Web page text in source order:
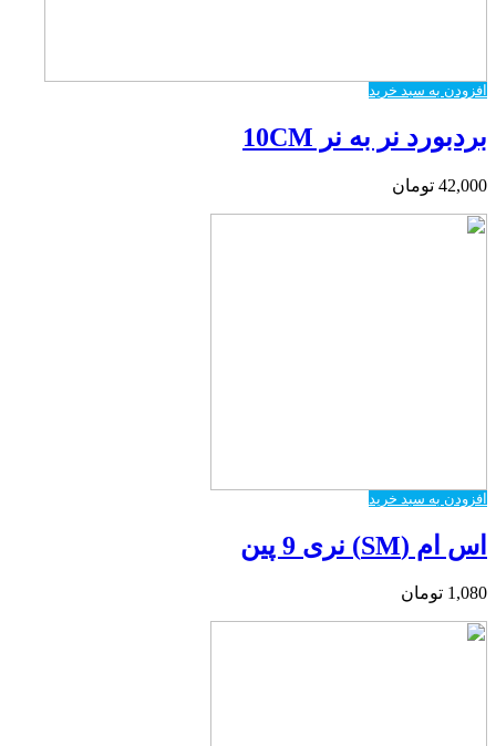
افزودن به سبد خرید
بردبورد نر به نر 10CM
42,000 تومان
افزودن به سبد خرید
اس ام (SM) نری 9 پین
1,080 تومان